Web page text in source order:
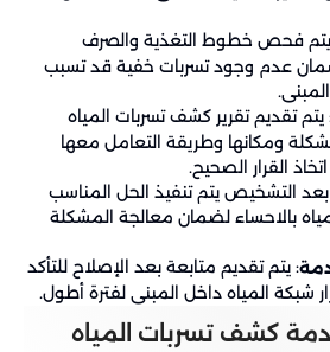
فحص خطوط التغذية والصرف
عدم وجود تسربات خفية قد تسبب
يتم تقديم تقرير كشف تسربات المياه
ومكانها وطريقة التعامل معها
القرار الصحيح.
التشخيص يتم تنفيذ الحل المناسب
بالاحساء لضمان معالجة المشكلة
: يتم تقديم متابعة بعد الإصلاح للتأكد
شبكة المياه داخل المبنى لفترة أطول.
كشف تسربات المياه